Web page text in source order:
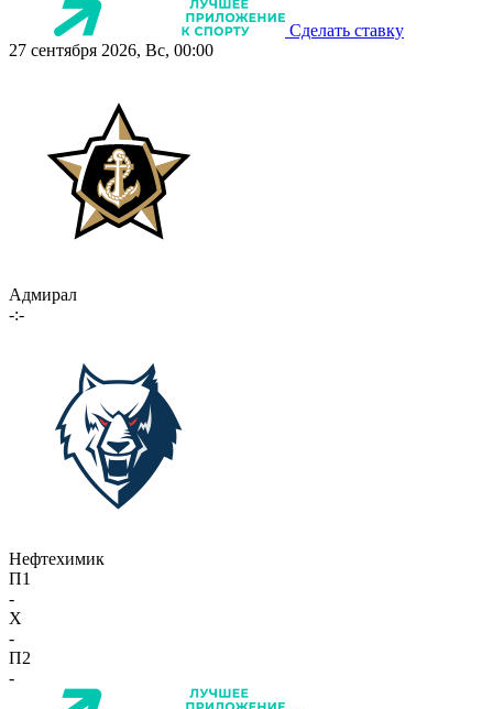
Сделать ставку
27 сентября 2026, Вс, 00:00
Адмирал
-:-
Нефтехимик
П1
-
X
-
П2
-